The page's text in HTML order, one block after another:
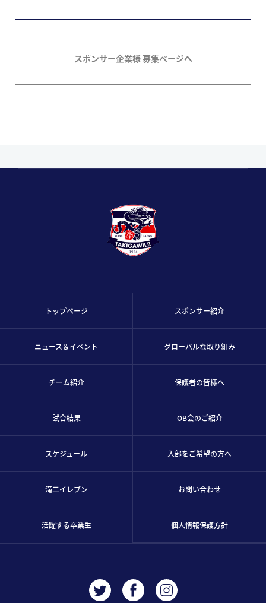
スポンサー企業様 募集ページへ
トップページ
ニュース＆イベント
チーム紹介
試合結果
スケジュール
滝二イレブン
活躍する卒業生
スポンサー紹介
グローバルな取り組み
保護者の皆様へ
OB会のご紹介
入部をご希望の方へ
お問い合わせ
個人情報保護方針